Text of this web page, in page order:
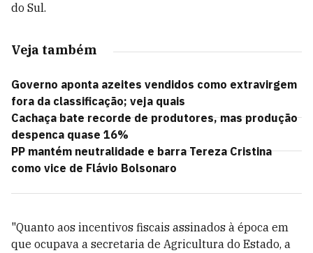
do Sul.
Veja também
Governo aponta azeites vendidos como extravirgem
fora da classificação; veja quais
Cachaça bate recorde de produtores, mas produção
despenca quase 16%
PP mantém neutralidade e barra Tereza Cristina
como vice de Flávio Bolsonaro
"Quanto aos incentivos fiscais assinados à época em
que ocupava a secretaria de Agricultura do Estado, a